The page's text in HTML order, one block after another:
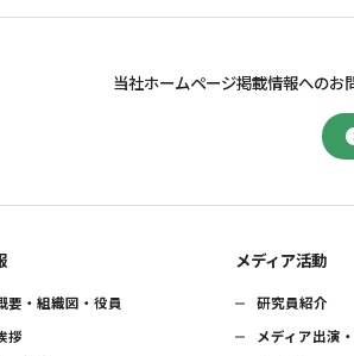
当社ホームページ掲載情報へのお
要・組織図・役員
拶
メディア活動
研究員紹介
メディア出演